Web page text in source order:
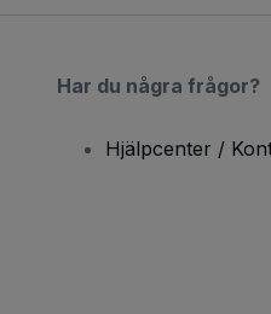
Har du några frågor?
Hjälpcenter /